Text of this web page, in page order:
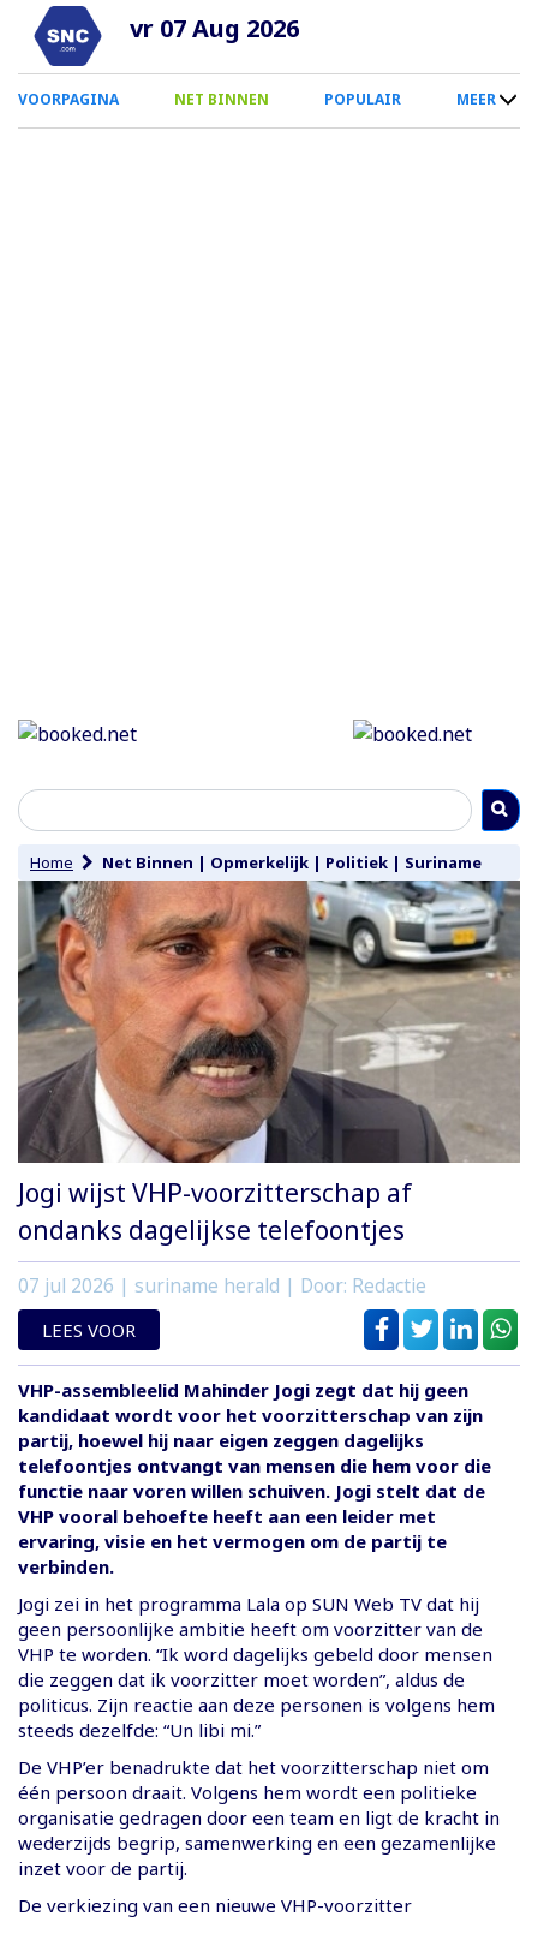
Overslaan
naar
inhoud
vr 07 Aug 2026
0
Smartphone
VOORPAGINA NET BINNEN POPULAIR MEER
Home Net Binnen | Opmerkelijk | Politiek | Suriname
Jogi wijst VHP-voorzitterschap af
ondanks dagelijkse telefoontjes
07 jul 2026 | suriname herald | Door: Redactie
LEES VOOR
VHP-assembleelid Mahinder Jogi zegt dat hij geen
kandidaat wordt voor het voorzitterschap van zijn
partij, hoewel hij naar eigen zeggen dagelijks
telefoontjes ontvangt van mensen die hem voor die
functie naar voren willen schuiven. Jogi stelt dat de
VHP vooral behoefte heeft aan een leider met
ervaring, visie en het vermogen om de partij te
verbinden.
Jogi zei in het programma Lala op SUN Web TV dat hij
geen persoonlijke ambitie heeft om voorzitter van de
VHP te worden. “Ik word dagelijks gebeld door mensen
die zeggen dat ik voorzitter moet worden”, aldus de
politicus. Zijn reactie aan deze personen is volgens hem
steeds dezelfde: “Un libi mi.”
De VHP’er benadrukte dat het voorzitterschap niet om
één persoon draait. Volgens hem wordt een politieke
organisatie gedragen door een team en ligt de kracht in
wederzijds begrip, samenwerking en een gezamenlijke
inzet voor de partij.
De verkiezing van een nieuwe VHP-voorzitter